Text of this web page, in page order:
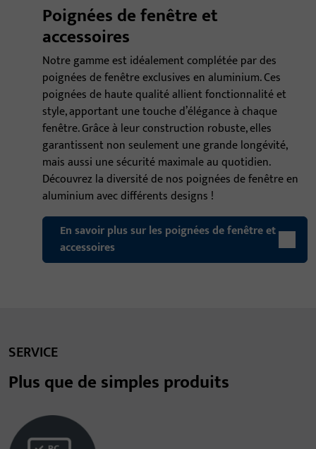
Poignées de fenêtre et
accessoires
Notre gamme est idéalement complétée par des
poignées de fenêtre exclusives en aluminium. Ces
poignées de haute qualité allient fonctionnalité et
style, apportant une touche d’élégance à chaque
fenêtre. Grâce à leur construction robuste, elles
garantissent non seulement une grande longévité,
mais aussi une sécurité maximale au quotidien.
Découvrez la diversité de nos poignées de fenêtre en
aluminium avec différents designs !
En savoir plus sur les poignées de fenêtre et
accessoires
SERVICE
Plus que de simples produits